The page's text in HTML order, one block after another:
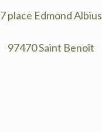
7 place Edmond Albius
97470 Saint Benoît